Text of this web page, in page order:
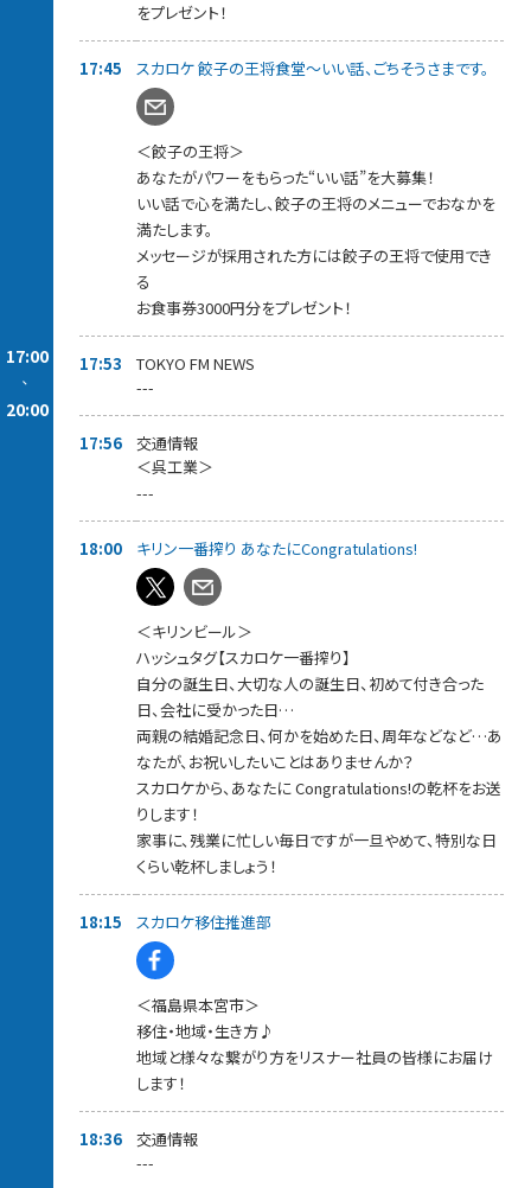
17:00
-
20:00
雑誌「TURNS」プロデューサー【 堀口正裕 】さんが
最新の移住事情をお届けしていきます。
今回は、【 福島県本宮市 】をピックアップ！
18:40～【 押忍！スカロケ道場 】
浜崎師範が極上な喝をあなたに注入！
みなさんの勝負時のメッセージをお待ちしています。
紹介された方には【 眠眠打破1ケース10本入り】をプレゼント。
メッセージはスカロケのアプリ、またはホームページから！
19:05～【 スカロケ一番搾り～1番カラオケ 】
曜日替わりでスカロケの一番搾りなコーナーをお届けしていま
木曜日は「一番カラオケ」
あなたの今の気持ちを曲に乗せて、こっそり一番だけ歌ってくだ
さい！
見事歌いきった方には「KIRIN 一番搾り」をプレゼント！
詳しくは我が社のアプリ＆HPをご覧ください。
番組PODCAST
をプレゼント！
17:45 スカロケ 餃子の王将食堂～いい話、ごちそうさまです。
＜餃子の王将＞
あなたがパワーをもらった“いい話”を大募集！
いい話で心を満たし、餃子の王将のメニューでおなかを
満たします。
メッセージが採用された方には餃子の王将で使用でき
る
お食事券3000円分をプレゼント！
17:53
TOKYO FM NEWS
---
17:56
交通情報
＜呉工業＞
---
18:00 キリン一番搾り あなたにCongratulations!
＜キリンビール＞
ハッシュタグ【スカロケ一番搾り】
自分の誕生日、大切な人の誕生日、初めて付き合った
日、会社に受かった日…
両親の結婚記念日、何かを始めた日、周年などなど…あ
なたが、お祝いしたいことはありませんか？
スカロケから、あなたに Congratulations!の乾杯をお送
りします！
家事に、残業に忙しい毎日ですが一旦やめて、特別な日
くらい乾杯しましょう！
18:15 スカロケ移住推進部
＜福島県本宮市＞
移住・地域・生き方♪
地域と様々な繋がり方をリスナー社員の皆様にお届け
します！
18:36
交通情報
---